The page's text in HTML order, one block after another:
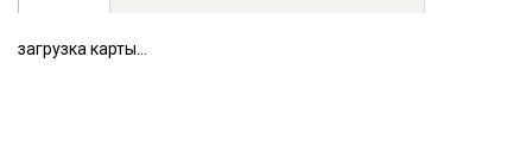
загрузка карты...